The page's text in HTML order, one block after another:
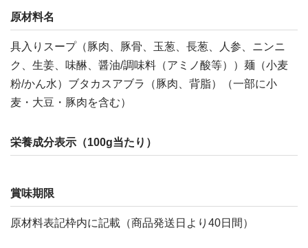
原材料名
具入りスープ（豚肉、豚骨、玉葱、長葱、人参、ニンニ
ク、生姜、味醂、醤油/調味料（アミノ酸等））麺（小麦
粉/かん水）ブタカスアブラ（豚肉、背脂）（一部に小
麦・大豆・豚肉を含む）
栄養成分表示（100g当たり）
賞味期限
原材料表記枠内に記載（商品発送日より40日間）